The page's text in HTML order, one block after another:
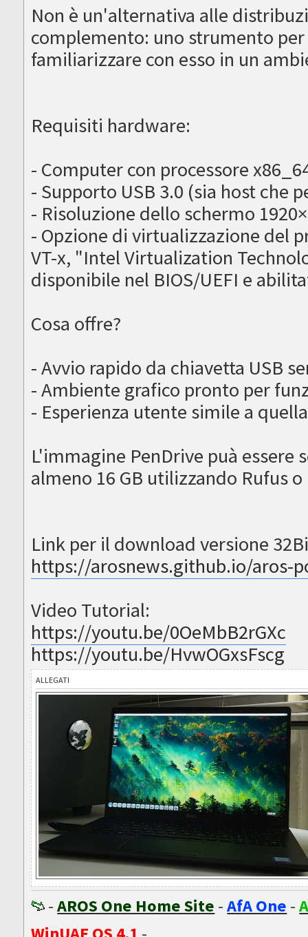
Non è un'alternativa alle
complemento: uno strumento
familiarizzare con esso in un
Requisiti hardware:
- Computer con processore
- Supporto USB 3.0 (sia host che
- Risoluzione dello schermo
- Opzione di virtualizzazione del
VT-x, "Intel Virtualization
disponibile nel BIOS/UEFI e
Cosa offre?
- Avvio rapido da chiavetta USB
- Ambiente grafico pronto per
- Esperienza utente simile a
L'immagine PenDrive puà essere
almeno 16 GB utilizzando Rufus
Link per il download versione
https://arosnews.github.io/aros-
Video Tutorial:
https://youtu.be/0OeMbB2rGXc
https://youtu.be/HvwOGxsFscg
ALLEGATI
-AROS One Home Site -AfA One -